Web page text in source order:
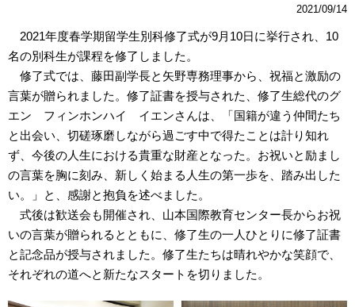
2021/09/14
2021年度春学期留学生別科修了式が9月 10日に挙行され、 10
名の別科生が課程を修了しました。
修了式では、藤田副学長と矢野専務理事から、祝福と激励の
言葉が贈られました。修了証書を授与された、修了生総代のグ
エン フィンホンハイ イエンさんは、「国籍が違う仲間たち
と出会い、切磋琢磨しながら過ごす中で得たことは計り知れ
ず、今後の人生における貴重な財産となった。お祝いと励まし
の言葉を胸に刻み、新しく始まる人生の第一歩を、踏み出した
い。」と、感謝と抱負を述べました。
式後は歓送会も開催され、山本国際教育センター長からお祝
いの言葉が贈られるとともに、修了生の一人ひとりに修了証書
と記念品が授与されました。修了生たちは晴れやかな笑顔で、
それぞれの道へと新たなスタートを切りました。